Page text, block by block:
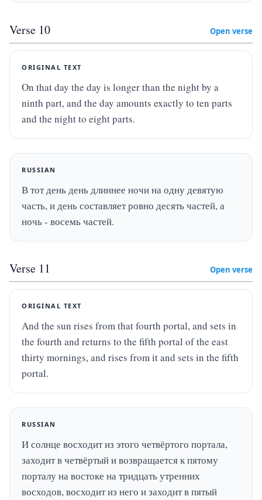
Verse 10 Open verse
ORIGINAL TEXT
On that day the day is longer than the night by a
ninth part, and the day amounts exactly to ten parts
and the night to eight parts.
RUSSIAN
В тот день день длиннее ночи на одну девятую
часть, и день составляет ровно десять частей, а
ночь - восемь частей.
Verse 11 Open verse
ORIGINAL TEXT
And the sun rises from that fourth portal, and sets in
the fourth and returns to the fifth portal of the east
thirty mornings, and rises from it and sets in the fifth
portal.
RUSSIAN
И солнце восходит из этого четвёртого портала,
заходит в четвёртый и возвращается к пятому
порталу на востоке на тридцать утренних
восходов, восходит из него и заходит в пятый